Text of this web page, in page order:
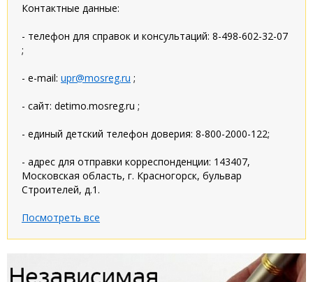
Контактные данные:
- телефон для справок и консультаций: 8-498-602-32-07
;
- e-mail: upr@mosreg.ru ;
- сайт: detimo.mosreg.ru ;
- единый детский телефон доверия: 8-800-2000-122;
- адрес для отправки корреспонденции: 143407,
Московская область, г. Красногорск, бульвар
Строителей, д.1.
Посмотреть все